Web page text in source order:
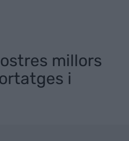
millors
i